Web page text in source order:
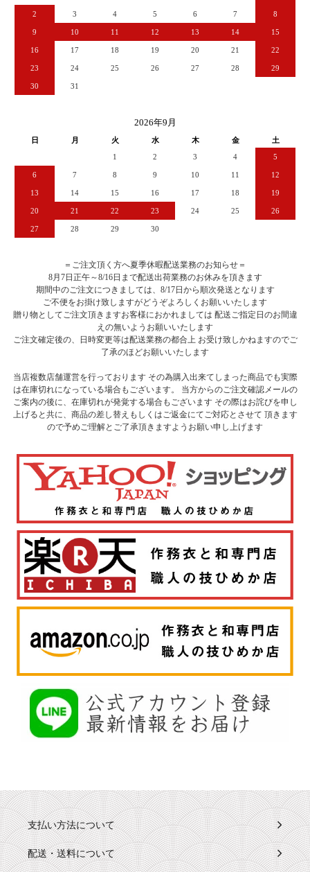
2 3 4 5 6 7 8
9 10 11 12 13 14 15
16 17 18 19 20 21 22
23 24 25 26 27 28 29
30 31
2026年9月
日 月 火 水 木 金
土
1
2 3 4 5
6 7 8 9 10 11 12
13 14 15 16 17 18 19
20 21 22 23 24 25 26
27 28 29 30
＝ご注文頂く方へ夏季休暇配送業務のお知らせ＝
8月7日正午～8/16日まで配送出荷業務のお休みを頂きます
期間中のご注文につきましては、8/17日から順次発送となります
ご不便をお掛け致しますがどうぞよろしくお願いいたします
贈り物としてご注文頂きますお客様におかれましては 配送ご指定日のお間違
えの無いようお願いいたします
ご注文確定後の、日時変更等は配送業務の都合上 お受け致しかねますのでご
了承のほどお願いいたします
当店複数店舗運営を行っております その為購入出来てしまった商品でも実際
は在庫切れになっている場合もございます。 当方からのご注文確認メールの
ご案内の後に、在庫切れが発覚する場合もございます その際はお詫びを申し
上げると共に、商品の差し替えもしくはご返金にてご対応とさせて 頂きます
ので予めご理解とご了承頂きますようお願い申し上げます
支払い方法について
配送・送料について